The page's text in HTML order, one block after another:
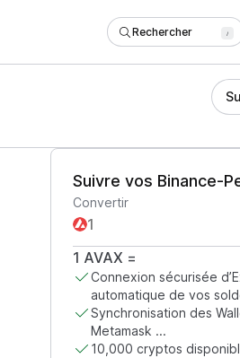
Rechercher /
Suivre vos Binance-
Convertir
1 AVAX =
Connexion sécurisée
automatique de vos
Synchronisation des
Metamask ...
10,000 cryptos